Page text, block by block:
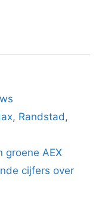
, Randstad ,
groene AEX
cijfers over